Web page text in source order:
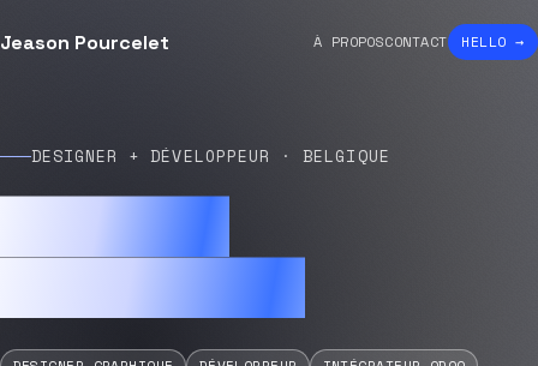
Jeason Pourcelet À PROPOSCONTACT HELLO →
DESIGNER + DÉVELOPPEUR · BELGIQUE
Jeason
Pourcelet